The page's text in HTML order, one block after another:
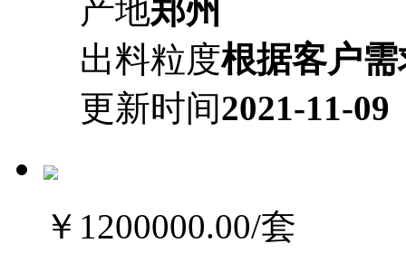
产地郑州
出料粒度根据客户
更新时间2021-11-09
￥1200000.00/套